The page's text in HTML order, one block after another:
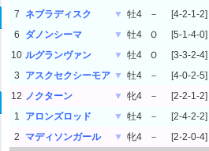
7 ネブラディスク ▼ 牡4 －
[4-2-1-2]
6
ダノンシーマ ▼ 牡4 Ｏ
[5-1-4-0]
10 ルグランヴァン ▼ 牡4 Ｏ
[3-3-2-4]
3
アスクセクシーモア ▼ 牡4 －
[4-0-2-5]
12 ノクターン ▼ 牝4 －
[2-2-1-2]
1
アロンズロッド ▼ 牡4 －
[2-4-2-2]
2
マディソンガール ▼ 牝4 －
[2-2-0-4]